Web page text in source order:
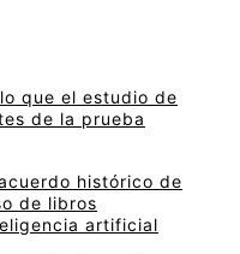
que el estudio de
de la prueba
histórico de
de libros
artificial